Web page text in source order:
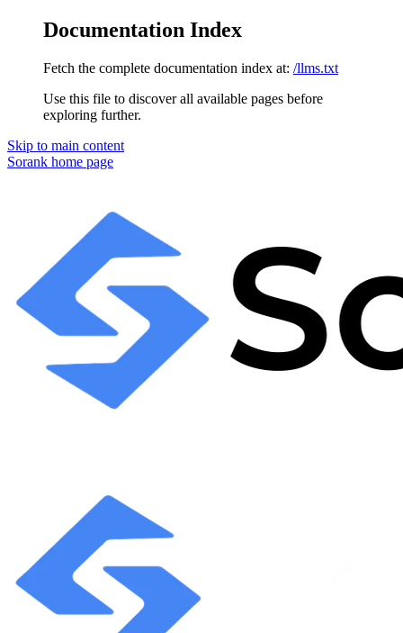
Documentation Index
Fetch the complete documentation index at: /llms.txt
Use this file to discover all available pages before
exploring further.
Skip to main content
Sorank home page